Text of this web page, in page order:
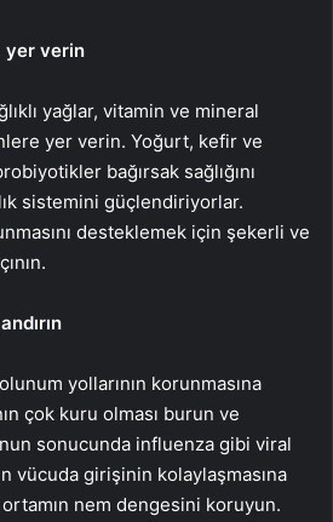
yer verin
yağlar, vitamin ve mineral
yer verin. Yoğurt, kefir ve
bağırsak sağlığını
sistemini güçlendiriyorlar.
desteklemek için şekerli ve
yollarının korunmasına
çok kuru olması burun ve
sonucunda influenza gibi viral
vücuda girişinin kolaylaşmasına
nem dengesini koruyun.